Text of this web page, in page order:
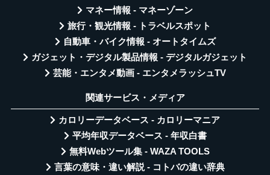
マネー情報 - マネーゾーン
旅行・観光情報 - トラベルスポット
自動車・バイク情報 - オートタイムズ
ガジェット・デジタル製品情報 - デジタルガジェット
芸能・エンタメ動画 - エンタメラッシュTV
関連サービス・メディア
カロリーデータベース - カロリーマニア
平均年収データベース - 年収白書
無料Webツール集 - WAZA TOOLS
言葉の意味・違い解説 - コトバの違い辞典